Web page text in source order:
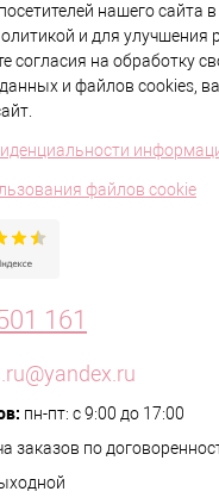
нашего сайта в
и для улучшения
согласия на обработку
и файлов cookies,
файлов cookie
161
пн-пт: с 9:00 до 17:00
заказов по